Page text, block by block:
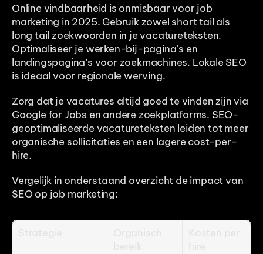
Online vindbaarheid is onmisbaar voor job
marketing in 2025. Gebruik zowel short tail als
long tail zoekwoorden in je vacatureteksten.
Optimaliseer je werken-bij-pagina’s en
landingspagina’s voor zoekmachines. Lokale SEO
is ideaal voor regionale werving.
Zorg dat je vacatures altijd goed te vinden zijn via
Google for Jobs en andere zoekplatforms. SEO-
geoptimaliseerde vacatureteksten leiden tot meer
organische sollicitaties en een lagere cost-per-
hire.
Vergelijk in onderstaand overzicht de impact van
SEO op job marketing: